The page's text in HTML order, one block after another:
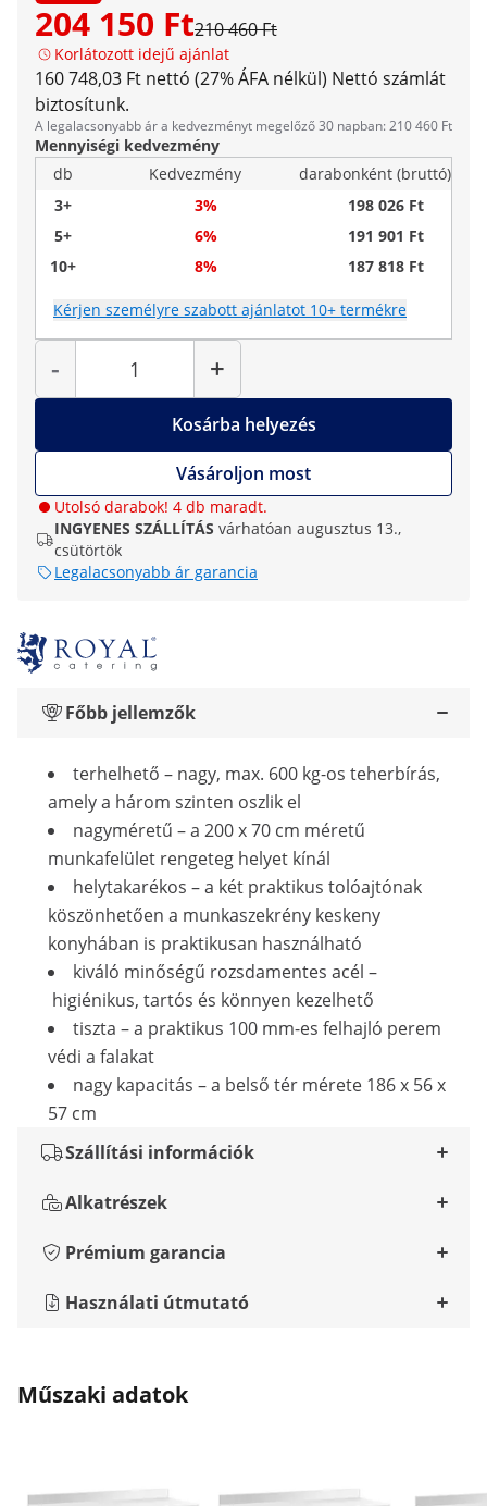
204 150 Ft210 460 Ft
Korlátozott idejű ajánlat
160 748,03 Ft nettó (27% ÁFA nélkül) Nettó számlát
biztosítunk.
A legalacsonyabb ár a kedvezményt megelőző 30 napban: 210 460 Ft
Mennyiségi kedvezmény
db
Kedvezmény
darabonként (bruttó)
3+
3%
198 026 Ft
5+
6%
191 901 Ft
10+
8% 187 818 Ft
Kérjen személyre szabott ajánlatot 10+ termékre
-
Mennyiség
+
Kosárba helyezés
Vásároljon most
Utolsó darabok! 4 db maradt.
INGYENES SZÁLLÍTÁS várhatóan augusztus 13.,
csütörtök
Legalacsonyabb ár garancia
Főbb jellemzők
terhelhető – nagy, max. 600 kg-os teherbírás,
amely a három szinten oszlik el
nagyméretű – a 200 x 70 cm méretű
munkafelület rengeteg helyet kínál
helytakarékos – a két praktikus tolóajtónak
köszönhetően a munkaszekrény keskeny
konyhában is praktikusan használható
kiváló minőségű rozsdamentes acél –
higiénikus, tartós és könnyen kezelhető
tiszta – a praktikus 100 mm-es felhajló perem
védi a falakat
nagy kapacitás – a belső tér mérete 186 x 56 x
57 cm
Szállítási információk
Alkatrészek
Prémium garancia
Használati útmutató
Műszaki adatok